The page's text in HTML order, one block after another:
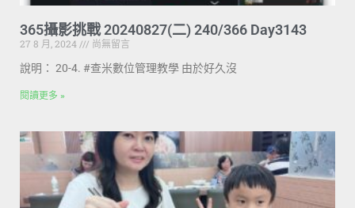
365攝影挑戰 20240827(二) 240/366 Day3143
27 8 月, 2024
尚無留言
說明： 20-4. #查米數位管理教學 由於好久沒
閱讀更多 »